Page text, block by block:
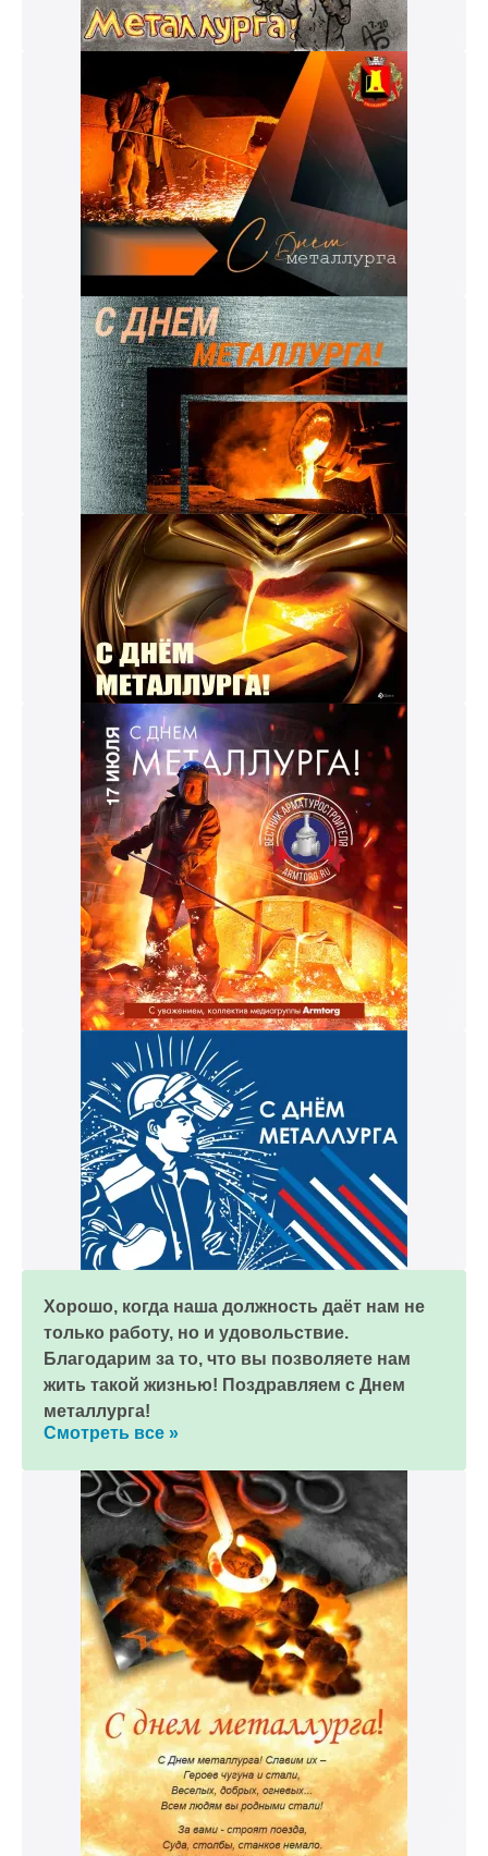
Хорошо, когда наша должность даёт нам не
только работу, но и удовольствие.
Благодарим за то, что вы позволяете нам
жить такой жизнью! Поздравляем с Днем
металлурга!
Смотреть все »